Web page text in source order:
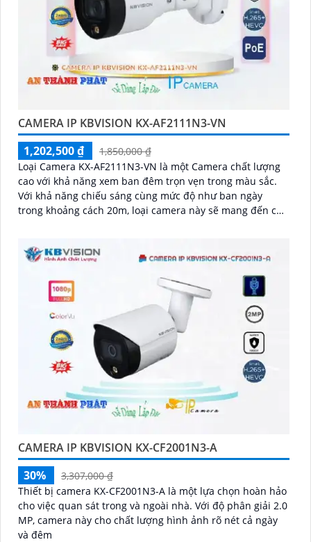
CAMERA IP KBVISION KX-AF2111N3-VN
1,202,500 ₫
1,850,000 ₫
Loại Camera KX-AF2111N3-VN là một Camera chất lượng
cao với khả năng xem ban đêm trọn vẹn trong màu sắc.
Với khả năng chiếu sáng cùng mức độ như ban ngày
trong khoảng cách 20m, loại camera này sẽ mang đến cho
CAMERA IP KBVISION KX-CF2001N3-A
30%
3,307,000 ₫
Thiết bị camera KX-CF2001N3-A là một lựa chọn hoàn hảo
cho việc quan sát trong và ngoài nhà. Với độ phân giải 2.0
MP, camera này cho chất lượng hình ảnh rõ nét cả ngày
và đêm